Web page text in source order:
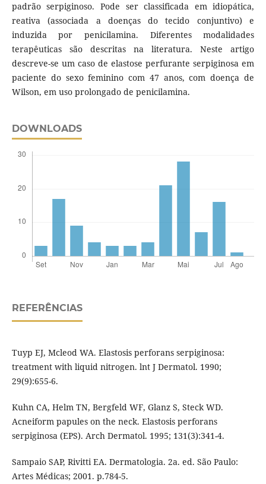
padrão serpiginoso. Pode ser classificada em idiopática,
reativa (associada a doenças do tecido conjuntivo) e
induzida por penicilamina. Diferentes modalidades
terapêuticas são descritas na literatura. Neste artigo
descreve-se um caso de elastose perfurante serpiginosa em
paciente do sexo feminino com 47 anos, com doença de
Wilson, em uso prolongado de penicilamina.
DOWNLOADS
REFERÊNCIAS
Tuyp EJ, Mcleod WA. Elastosis perforans serpiginosa:
treatment with liquid nitrogen. lnt J Dermatol. 1990;
29(9):655-6.
Kuhn CA, Helm TN, Bergfeld WF, Glanz S, Steck WD.
Acneiform papules on the neck. Elastosis perforans
serpiginosa (EPS). Arch Dermatol. 1995; 131(3):341-4.
Sampaio SAP, Rivitti EA. Dermatologia. 2a. ed. São Paulo:
Artes Médicas; 2001. p.784-5.